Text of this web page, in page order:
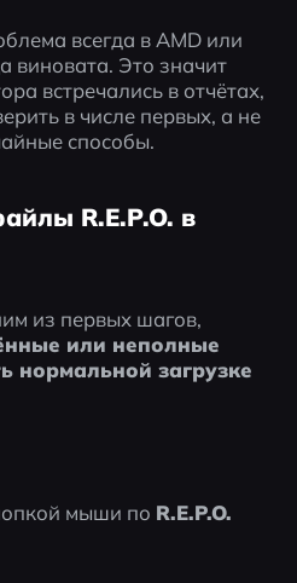
всегда в AMD или
виновата. Это значит
встречались в отчётах,
в числе первых, а не
способы.
R.E.P.O. в
из первых шагов,
или неполные
нормальной загрузке
мыши по R.E.P.O.